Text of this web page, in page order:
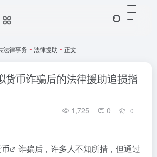
法律事务 • 法律援助 • 正文
货币诈骗后的法律援助追损指
1,725 0 0
诈骗后，许多人不知所措，但通过